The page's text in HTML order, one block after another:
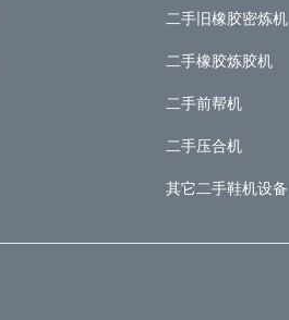
二手旧橡胶密炼机
二手橡胶炼胶机
二手前帮机
二手压合机
其它二手鞋机设备